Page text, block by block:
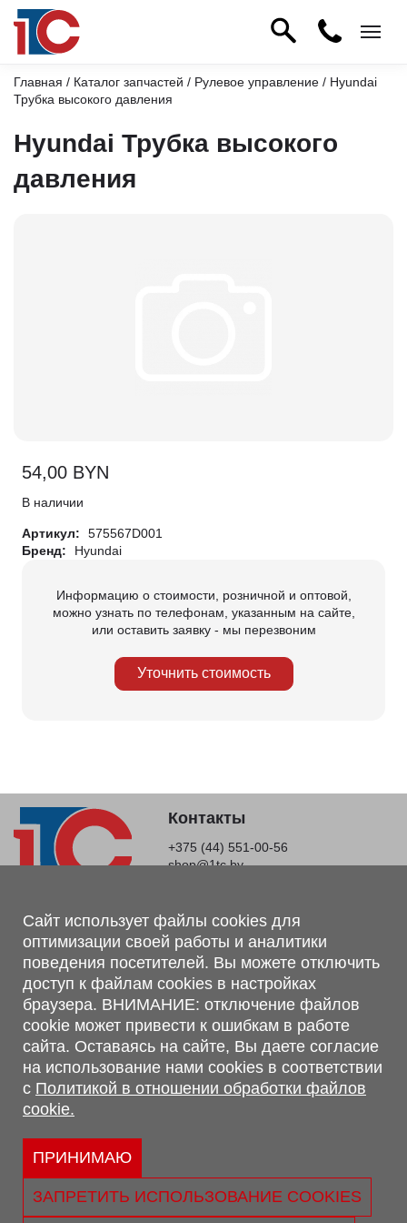
Главная / Каталог запчастей / Рулевое управление / Hyundai
Трубка высокого давления
Hyundai Трубка высокого
давления
54,00 BYN
В наличии
Артикул:
575567D001
Бренд:
Hyundai
Информацию о стоимости, розничной и оптовой,
можно узнать по телефонам, указанным на сайте,
или оставить заявку - мы перезвоним
Уточнить стоимость
Контакты
+375 (44) 551-00-56
shop@1tc.by
Магазин, склад
г. Минск, Минский р-н, п. Привольный, ул. Мира, 20А,
223062
г. Брест, ул. Лейтенанта Рябцева, 108 В, 224701
Обращаем Ваше внимание, что вся предоставленная на сайте
информация, касающаяся комплектаций, технических
характеристик, цветовых сочетаний, а также стоимости и
сервисного обслуживания носит информационный характер и
не является публичной офертой, определяемой п.2 ст.407
Гражданского кодекса Республики Беларусь.
Политика обработки персональных данных
Политикой в отношении обработки файлов cookie.
Сайт использует файлы cookies для
оптимизации своей работы и аналитики
поведения посетителей. Вы можете отключить
доступ к файлам cookies в настройках
браузера. ВНИМАНИЕ: отключение файлов
cookie может привести к ошибкам в работе
сайта. Оставаясь на сайте, Вы даете согласие
на использование нами cookies в соответствии
с Политикой в отношении обработки файлов
cookie.
ПРИНИМАЮ
ЗАПРЕТИТЬ ИСПОЛЬЗОВАНИЕ COOKIES